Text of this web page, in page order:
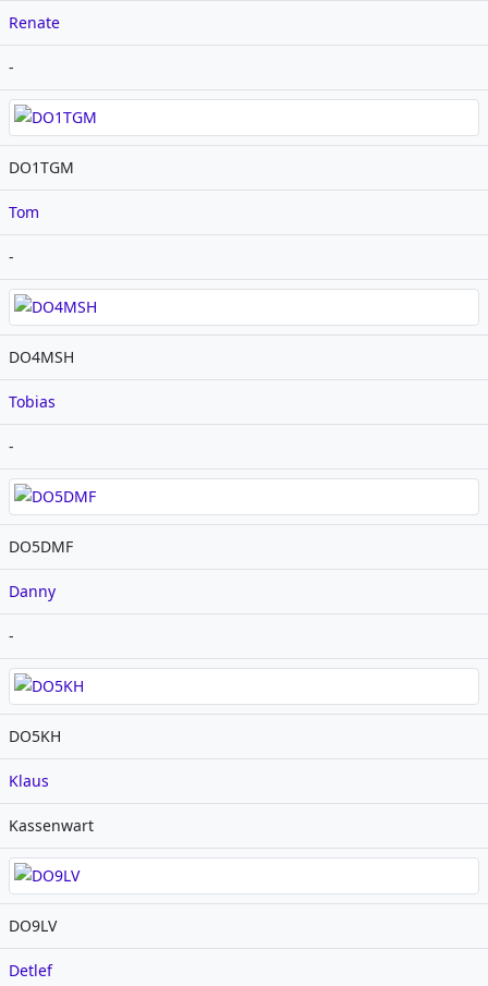
Renate
-
DO1TGM
Tom
-
DO4MSH
Tobias
-
DO5DMF
Danny
-
DO5KH
Klaus
Kassenwart
DO9LV
Detlef